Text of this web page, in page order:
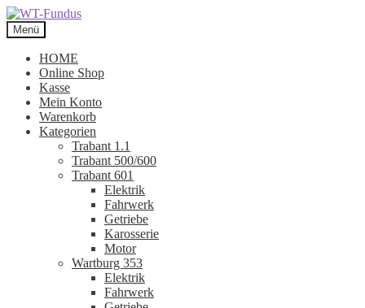
Zur
Navigation
springen
Zum
Inhalt
springen
Menü
HOME
Online Shop
Kasse
Mein Konto
Warenkorb
Kategorien
Trabant 1.1
Trabant 500/600
Trabant 601
Elektrik
Fahrwerk
Getriebe
Karosserie
Motor
Wartburg 353
Elektrik
Fahrwerk